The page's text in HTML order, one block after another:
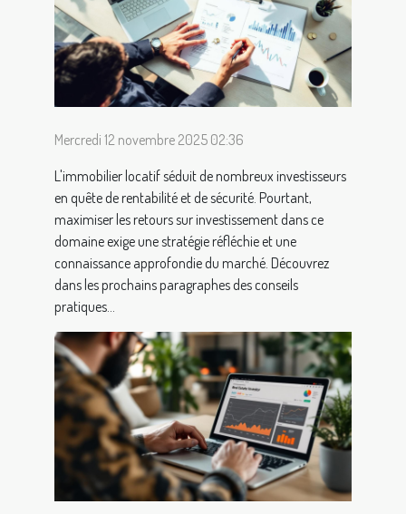
Mercredi 12 novembre 2025 02:36
L'immobilier locatif séduit de nombreux investisseurs
en quête de rentabilité et de sécurité. Pourtant,
maximiser les retours sur investissement dans ce
domaine exige une stratégie réfléchie et une
connaissance approfondie du marché. Découvrez
dans les prochains paragraphes des conseils
pratiques...